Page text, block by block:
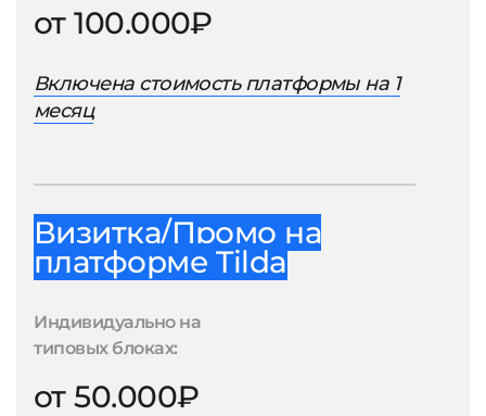
от 100.000₽
Включена стоимость платформы на 1
месяц
Визитка/Промо на
платформе Tilda
Индивидуально на
типовых блоках:
от 50.000₽